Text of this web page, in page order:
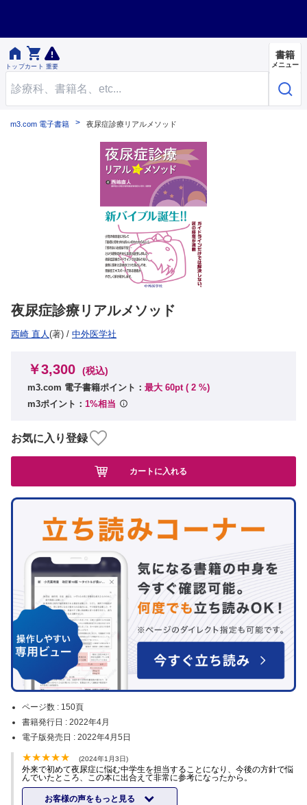

トップ

カート 重要
書籍
メニュー
m3.com 電子書籍 夜尿症診療リアルメソッド
夜尿症診療リアルメソッド
西崎 直人(著) / 中外医学社
ページ数 : 150頁
書籍発行日 : 2022年4月
電子版発売日 : 2022年4月5日
(2024年1月3日)
外来で初めて夜尿症に悩む中学生を担当することになり、今後の方針で悩
んでいたところ、この本に出合えて非常に参考になったから。
お客様の声をもっと見る
￥3,300 (税込)
m3.com 電子書籍ポイント： 最大 60pt ( 2 %)
m3ポイント： 1%相当
お気に入り登録
カートに入れる